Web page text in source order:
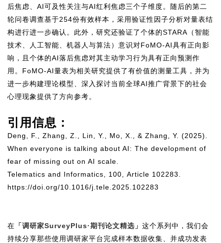
后焦虑、AI可及性关注与AI红利焦虑三个子维度。随后的第二
轮问卷调查基于254份有效样本，采用验证性因子分析对量表结
构进行进一步确认。此外，研究还验证了个体的STARA（智能
技术、人工智能、机器人与算法）意识对FoMO-AI具有正向影
响，且个体的AI落后焦虑对其主动学习行为具有正向预测作
用。FoMO-AI量表为相关研究提供了有价值的测量工具，并为
进一步构建理论模型、深入探讨当前全球AI推广背景下的社会
心理现象提供了方向参考。
引用信息：
Deng, F., Zhang, Z., Lin, Y., Mo, X., & Zhang, Y. (2025).
When everyone is talking about AI: The development of
fear of missing out on AI scale.
Telematics and Informatics, 100,
Article 102283.
https://doi.org/10.1016/j.tele.2025.102283
在 「调研家SurveyPlus·期刊论文精选」 这个系列中，我们会
持续分享那些使用调研家平台完成样本数据收集、并成功发表